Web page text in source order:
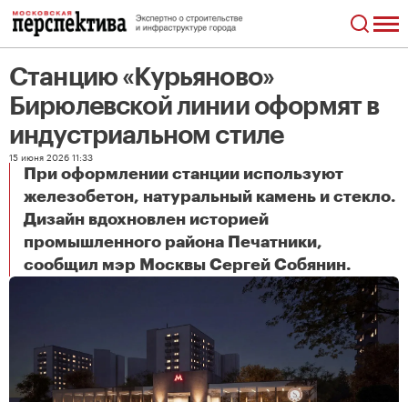
Станцию «Курьяново»
Бирюлевской линии оформят в
индустриальном стиле
15 июня 2026 11:33
При оформлении станции используют
железобетон, натуральный камень и стекло.
Дизайн вдохновлен историей
промышленного района Печатники,
сообщил мэр Москвы Сергей Собянин.